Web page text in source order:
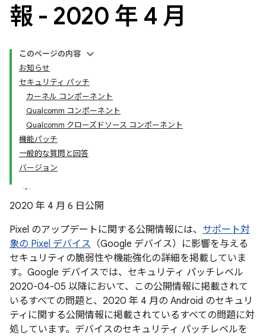
報 - 2020 年 4 月
このページの内容
お知らせ
セキュリティ パッチ
カーネル コンポーネント
Qualcomm コンポーネント
Qualcomm クローズドソース コンポーネント
機能パッチ
一般的な質問と回答
バージョン
2020 年 4 月 6 日公開
Pixel のアップデートに関する公開情報には、 サポート対
象の Pixel デバイス （Google デバイス）に影響を与える
セキュリティの脆弱性や機能強化の詳細を掲載していま
す。Google デバイスでは、セキュリティ パッチレベル
2020-04-05 以降において、この公開情報に掲載されて
いるすべての問題と、2020 年 4 月の Android のセキュリ
ティに関する公開情報に掲載されているすべての問題に対
処しています。デバイスのセキュリティ パッチレベルを